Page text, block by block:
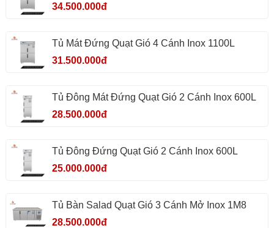
34.500.000đ
Tủ Mát Đứng Quạt Gió 4 Cánh Inox 1100L
31.500.000đ
Tủ Đông Mát Đứng Quạt Gió 2 Cánh Inox 600L
28.500.000đ
Tủ Đông Đứng Quạt Gió 2 Cánh Inox 600L
25.000.000đ
Tủ Bàn Salad Quạt Gió 3 Cánh Mở Inox 1M8
28.500.000đ